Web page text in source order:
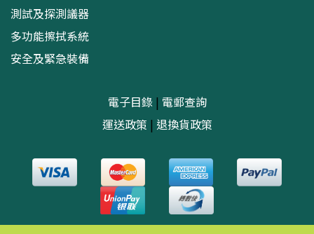
測試及探測議器
多功能擦拭系統
安全及緊急裝備
電子目錄| 電郵查詢
運送政策 | 退換貨政策